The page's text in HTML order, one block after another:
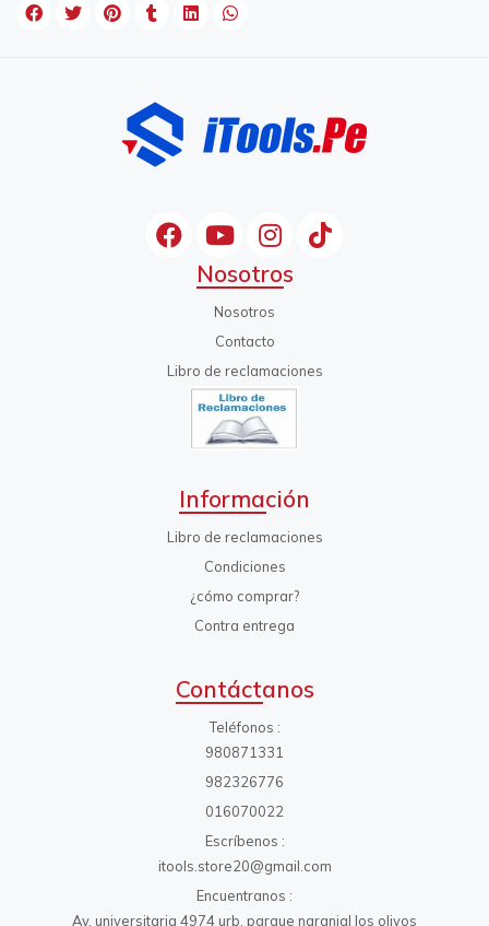
Nosotros
Nosotros
Contacto
Libro de reclamaciones
Información
Libro de reclamaciones
Condiciones
¿cómo comprar?
Contra entrega
Contáctanos
Teléfonos
980871331
982326776
016070022
Escríbenos
itools.store20@gmail.com
Encuentranos
Av. universitaria 4974 urb. parque naranjal los olivos